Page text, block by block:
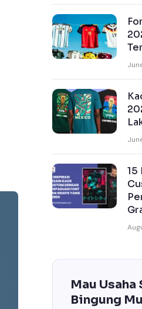
15
Mau Usaha
Bingung